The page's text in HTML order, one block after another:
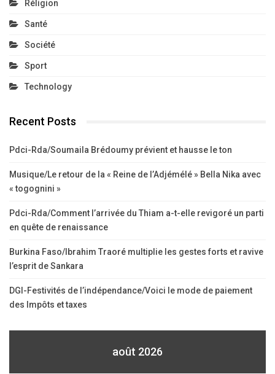
Réligion
Santé
Société
Sport
Technology
Recent Posts
Pdci-Rda/Soumaila Brédoumy prévient et hausse le ton
Musique/Le retour de la « Reine de l’Adjémélé » Bella Nika avec
« togognini »
Pdci-Rda/Comment l’arrivée du Thiam a-t-elle revigoré un parti
en quête de renaissance
Burkina Faso/Ibrahim Traoré multiplie les gestes forts et ravive
l’esprit de Sankara
DGI-Festivités de l’indépendance/Voici le mode de paiement
des Impôts et taxes
août 2026